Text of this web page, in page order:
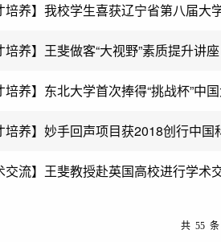
培养】我校学生喜获辽宁省第八届大
培养】王斐做客“大视野”素质提升讲座
培养】东北大学首次捧得“挑战杯”中
培养】妙手回声项目获2018创行中
交流】王斐教授赴英国高校进行学术
共 55